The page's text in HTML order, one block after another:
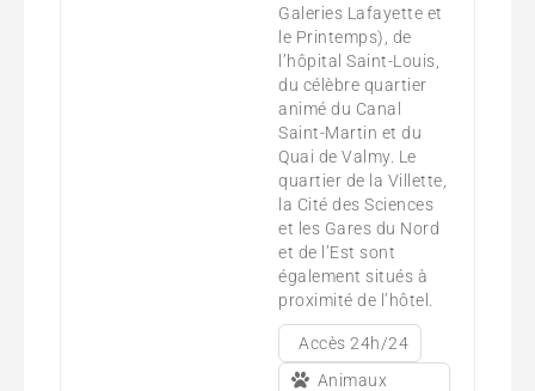
Galeries Lafayette et
le Printemps), de
l’hôpital Saint-Louis,
du célèbre quartier
animé du Canal
Saint-Martin et du
Quai de Valmy. Le
quartier de la Villette,
la Cité des Sciences
et les Gares du Nord
et de l’Est sont
également situés à
proximité de l’hôtel.
Accès 24h/24
Animaux